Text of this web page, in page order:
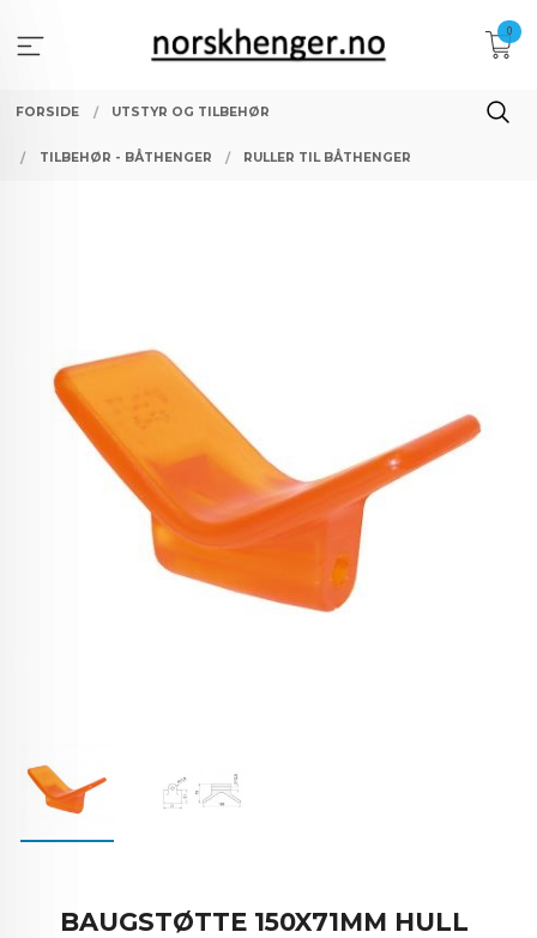
innholdet
0
FORSIDE UTSTYR OG TILBEHØR
TILBEHØR - BÅTHENGER RULLER TIL BÅTHENGER
BAUGSTØTTE 150X71MM HULL